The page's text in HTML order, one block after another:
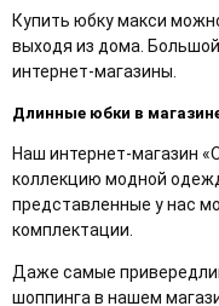
Купить юбку макси
выходя из дома.
интернет-магазины.
Длинные юбки в
Наш интернет-магазин
коллекцию модной
представленные у нас
комплектации.
Даже самые
шоппинга в нашем